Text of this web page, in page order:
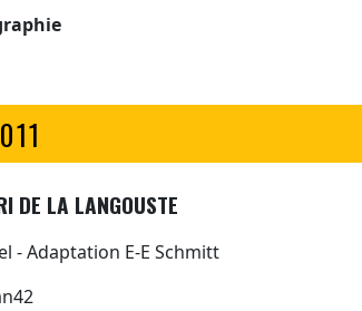
DE LA LANGOUSTE
- Adaptation E-E Schmitt